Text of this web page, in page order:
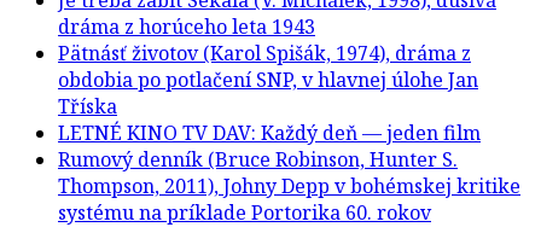
dráma z horúceho leta 1943
Pätnásť životov (Karol Spišák, 1974), dráma z
obdobia po potlačení SNP, v hlavnej úlohe Jan
Tříska
LETNÉ KINO TV DAV: Každý deň — jeden film
Rumový denník (Bruce Robinson, Hunter S.
Thompson, 2011), Johny Depp v bohémskej kritike
systému na príklade Portorika 60. rokov